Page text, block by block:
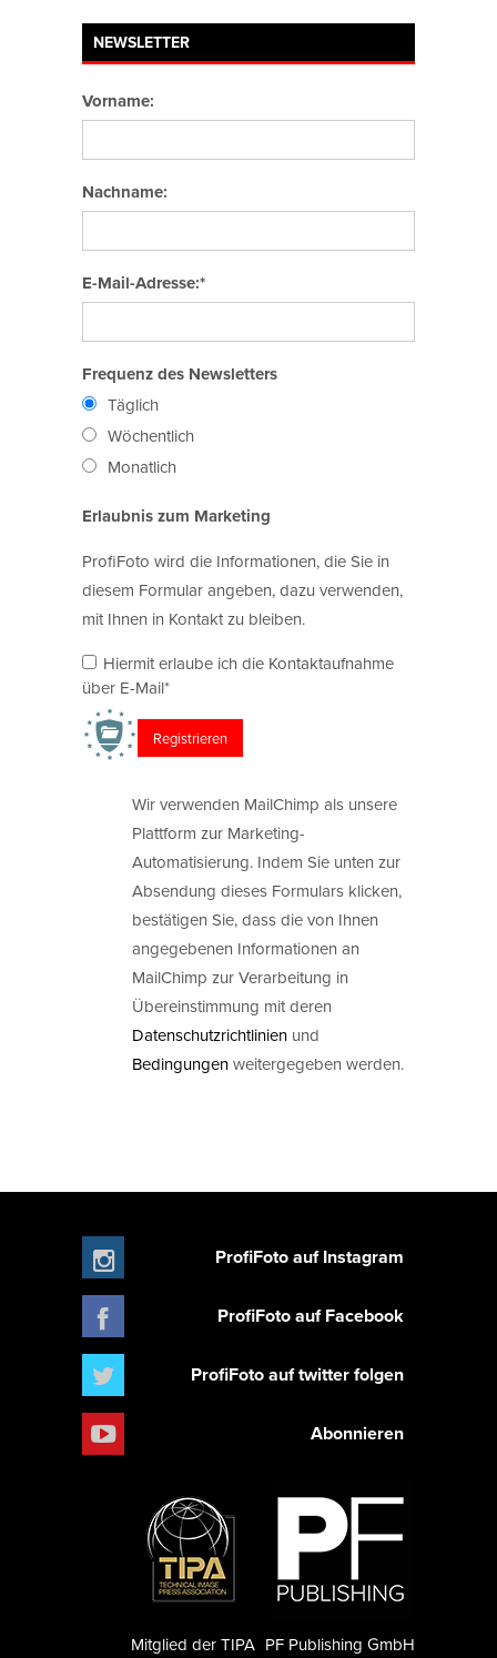
NEWSLETTER
Vorname:
Nachname:
E-Mail-Adresse:*
Frequenz des Newsletters
Täglich
Wöchentlich
Monatlich
Erlaubnis zum Marketing
ProfiFoto wird die Informationen, die Sie in
diesem Formular angeben, dazu verwenden,
mit Ihnen in Kontakt zu bleiben.
Hiermit erlaube ich die Kontaktaufnahme
über E-Mail*
Wir verwenden MailChimp als unsere
Plattform zur Marketing-
Automatisierung. Indem Sie unten zur
Absendung dieses Formulars klicken,
bestätigen Sie, dass die von Ihnen
angegebenen Informationen an
MailChimp zur Verarbeitung in
Übereinstimmung mit deren
Datenschutzrichtlinien und
Bedingungenweitergegeben werden.
ProfiFoto auf Instagram
ProfiFoto auf Facebook
ProfiFoto auf twitter folgen
Abonnieren
PF Publishing GmbH
Mitglied der TIPA